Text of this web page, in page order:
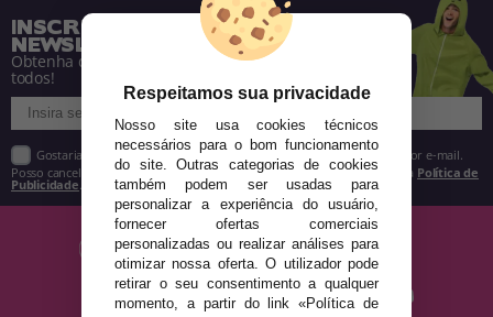
INSCREVA-SE NA NOSSA
NEWSLETTER
Obtenha descontos e saiba de tudo antes de
todos!
Gostaria de receber descontos exclusivos, novidades e tendências por e-mail.
Posso cancelar a inscrição a qualquer momento, conforme estipulado na Política de
Publicidade
Respeitamos sua privacidade
Nosso site usa cookies técnicos
necessários para o bom funcionamento
do site. Outras categorias de cookies
também podem ser usadas para
personalizar a experiência do usuário,
fornecer ofertas comerciais
personalizadas ou realizar análises para
otimizar nossa oferta. O utilizador pode
retirar o seu consentimento a qualquer
momento, a partir do link «Política de